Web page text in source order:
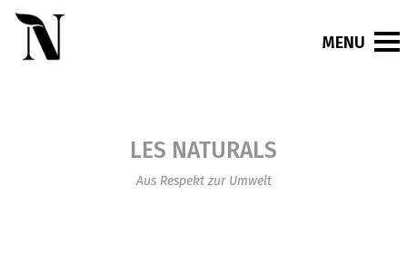
LES NATURALS
Aus Respekt zur Umwelt